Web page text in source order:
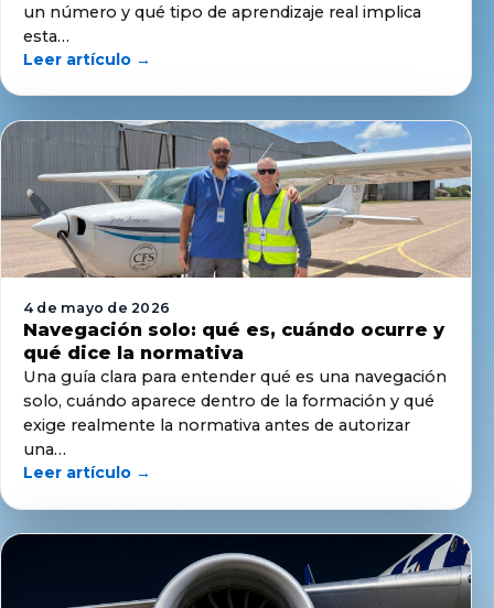
un número y qué tipo de aprendizaje real implica
esta…
Leer artículo →
4 de mayo de 2026
Navegación solo: qué es, cuándo ocurre y
qué dice la normativa
Una guía clara para entender qué es una navegación
solo, cuándo aparece dentro de la formación y qué
exige realmente la normativa antes de autorizar
una…
Leer artículo →